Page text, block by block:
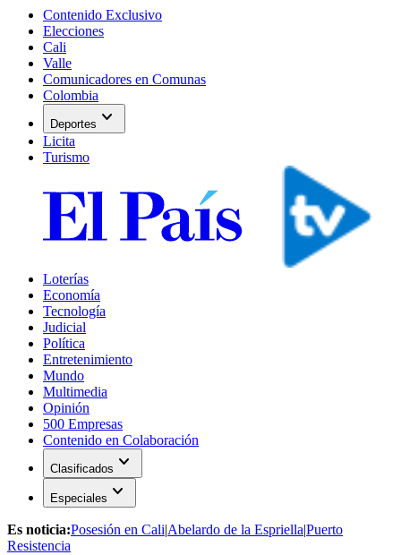
Contenido Exclusivo
Elecciones
Cali
Valle
Comunicadores en Comunas
Colombia
Deportes expand_more
Licita
Turismo
Loterías
Economía
Tecnología
Judicial
Política
Entretenimiento
Mundo
Multimedia
Opinión
500 Empresas
Contenido en Colaboración
Clasificados expand_more
Especiales expand_more
Es noticia:Posesión en Cali|Abelardo de la Espriella|Puerto
Resistencia